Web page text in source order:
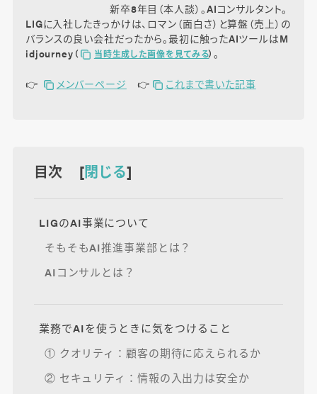
新卒8年目（本人談）。AIコンサルタント。
LIGに入社したきっかけは、ロマン（面白さ）と算盤（売上）の
バランスの良い会社だったから。最初に触ったAIツールはM
idjourney （ 当時生成した画像を見てみる）。
👉 メンバーページ 👉 これまで書いた記事
目次 [閉じる]
LIGのAI事業について
そもそもAI推進事業部とは？
AIコンサルとは？
業務でAIを使うときに気をつけること
① クオリティ：顧客の期待に応えられるか
② セキュリティ：情報の入出力は安全か